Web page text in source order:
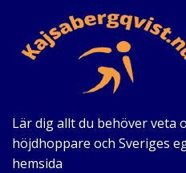
Lär dig allt du behöver veta
höjdhoppare och Sveriges
hemsida